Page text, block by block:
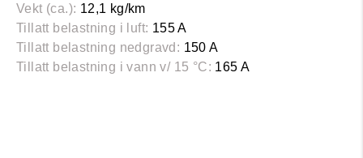
Vekt (ca.): 12,1 kg/km
Tillatt belastning i luft: 155 A
Tillatt belastning nedgravd: 150 A
Tillatt belastning i vann v/ 15 °C: 165 A